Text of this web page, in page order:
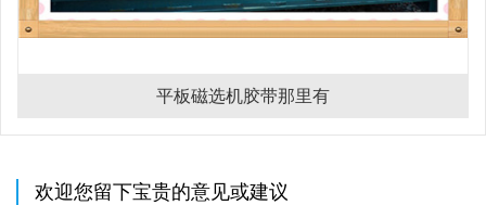
平板磁选机胶带那里有
欢迎您留下宝贵的意见或建议